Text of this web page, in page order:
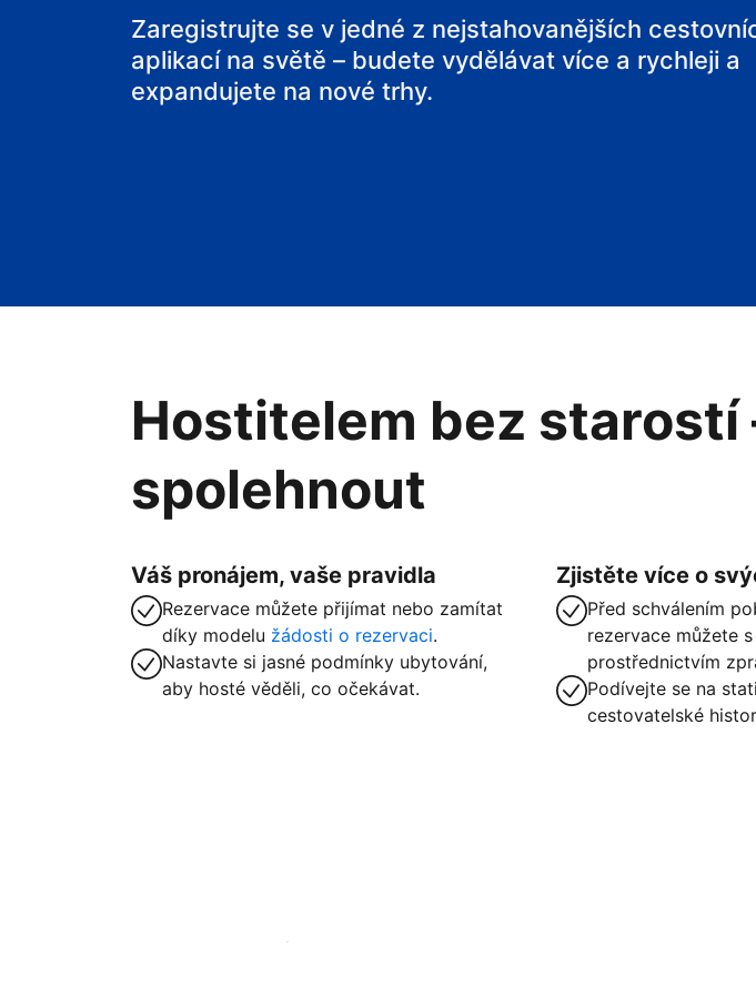
Zaregistrujte se v jedné z nejstahovanějších
aplikací na světě – budete vydělávat více a rychleji a
expandujete na nové trhy.
Hostitelem bez starostí
spolehnout
Váš pronájem, vaše pravidla
Rezervace můžete přijímat nebo zamítat
díky modelu žádosti o rezervaci.
Nastavte si jasné podmínky ubytování,
aby hosté věděli, co očekávat.
Zjistěte více o
Před schválením
rezervace můžete
prostřednictvím
Podívejte se na
cestovatelské
Zaregistrovat ubytování už dnes